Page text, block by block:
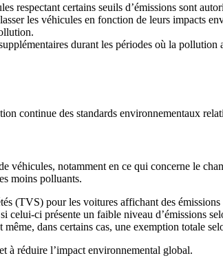
respectant certains seuils d’émissions sont
les véhicules en fonction de leurs impacts
durant les périodes où la
continue des standards environnementaux
véhicules, notamment en ce qui concerne le
moins polluants.
(TVS) pour les voitures affichant des
celui-ci présente un faible niveau d’émissions
dans certains cas, une exemption totale
à réduire l’impact environnemental global.